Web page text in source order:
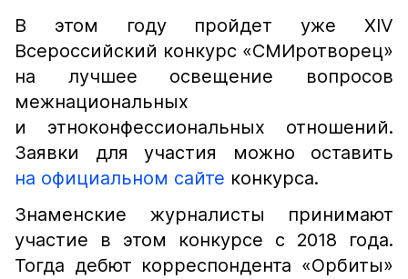
В этом году пройдет уже ХIV
Всероссийский конкурс «СМИротворец»
на лучшее освещение вопросов
межнациональных
и этноконфессиональных отношений.
Заявки для участия можно оставить
на официальном сайте конкурса.
Знаменские журналисты принимают
участие в этом конкурсе с 2018 года.
Тогда дебют корреспондента «Орбиты»